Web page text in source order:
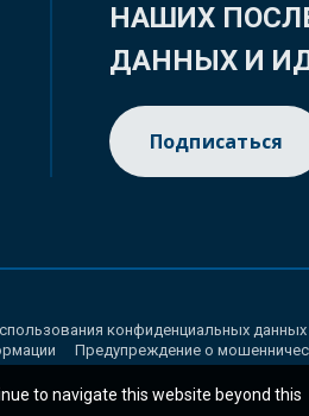
НАШИХ
ДАННЫХ И
Подписаться
конфиденциальных данных
Предупреждение о
to navigate this website beyond this